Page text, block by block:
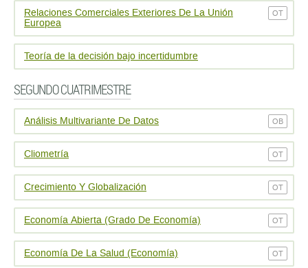
Relaciones Comerciales Exteriores De La Unión
Europea
OT
Teoría de la decisión bajo incertidumbre
SEGUNDO CUATRIMESTRE
Análisis Multivariante De Datos OB
Cliometría OT
Crecimiento Y Globalización OT
Economí­a Abierta (Grado De Economí­a) OT
Economí­a De La Salud (Economía) OT